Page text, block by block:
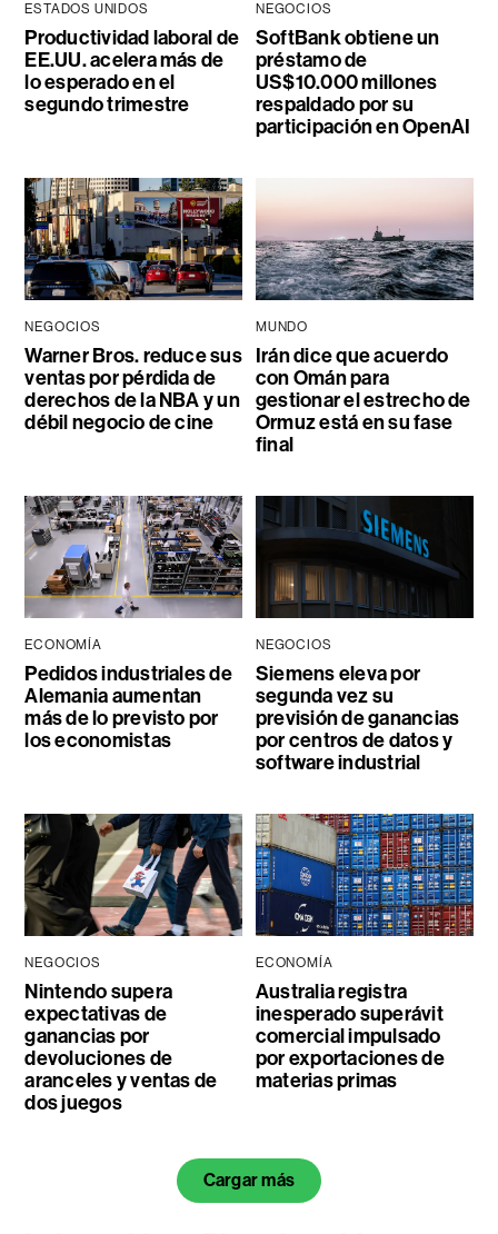
ESTADOS UNIDOS
Productividad laboral de
EE.UU. acelera más de
lo esperado en el
segundo trimestre
NEGOCIOS
SoftBank obtiene un
préstamo de
US$10.000 millones
respaldado por su
participación en OpenAI
NEGOCIOS
Warner Bros. reduce sus
ventas por pérdida de
derechos de la NBA y un
débil negocio de cine
MUNDO
Irán dice que acuerdo
con Omán para
gestionar el estrecho de
Ormuz está en su fase
final
ECONOMÍA
Pedidos industriales de
Alemania aumentan
más de lo previsto por
los economistas
NEGOCIOS
Siemens eleva por
segunda vez su
previsión de ganancias
por centros de datos y
software industrial
NEGOCIOS
Nintendo supera
expectativas de
ganancias por
devoluciones de
aranceles y ventas de
dos juegos
ECONOMÍA
Australia registra
inesperado superávit
comercial impulsado
por exportaciones de
materias primas
Cargar más